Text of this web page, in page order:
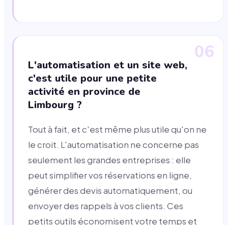
06
L'automatisation et un site web,
c'est utile pour une petite
activité en province de
Limbourg ?
Tout à fait, et c'est même plus utile qu'on ne
le croit. L'automatisation ne concerne pas
seulement les grandes entreprises : elle
peut simplifier vos réservations en ligne,
générer des devis automatiquement, ou
envoyer des rappels à vos clients. Ces
petits outils économisent votre temps et